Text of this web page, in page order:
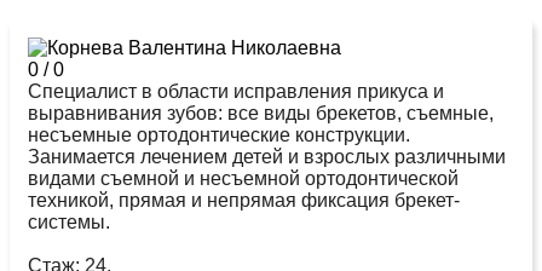
0 /0
Специалист в области исправления прикуса и
выравнивания зубов: все виды брекетов, съемные,
несъемные ортодонтические конструкции.
Занимается лечением детей и взрослых различными
видами съемной и несъемной ортодонтической
техникой, прямая и непрямая фиксация брекет-
системы.
Стаж: 24,